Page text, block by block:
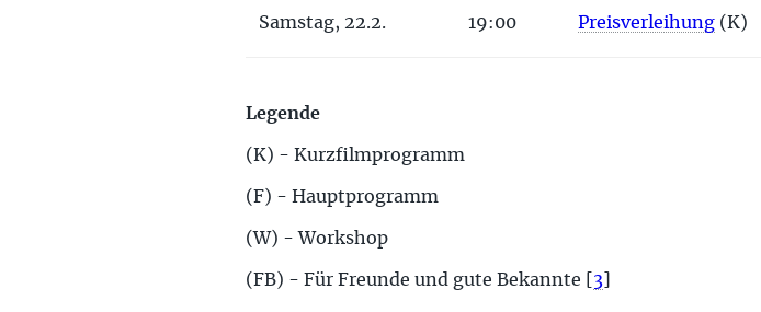
Samstag, 22.2. 19:00 Preisverleihung (K)
Legende
(K) - Kurzfilmprogramm
(F) - Hauptprogramm
(W) - Workshop
(FB) - Für Freunde und gute Bekannte 3